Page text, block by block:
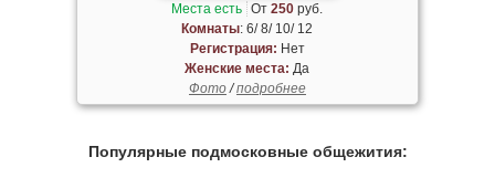
Места есть От250 руб.
Комнаты: 6/ 8/ 10/ 12
Регистрация: Нет
Женские места: Да
Фото/подробнее
Популярные подмосковные общежития: